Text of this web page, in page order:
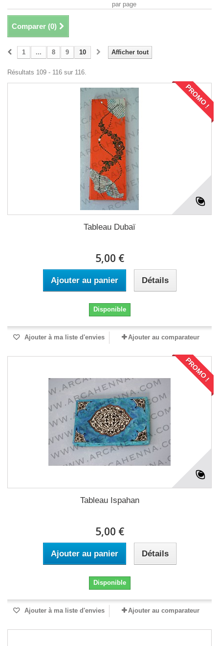
par page
Comparer (0)
Afficher tout
1 ... 8 9 10
Résultats 109 - 116 sur 116.
PROMO !
Tableau Dubaï
5,00 €
Ajouter au panier Détails
Disponible
Ajouter à ma liste d'envies Ajouter au comparateur
PROMO !
Tableau Ispahan
5,00 €
Ajouter au panier Détails
Disponible
Ajouter à ma liste d'envies Ajouter au comparateur